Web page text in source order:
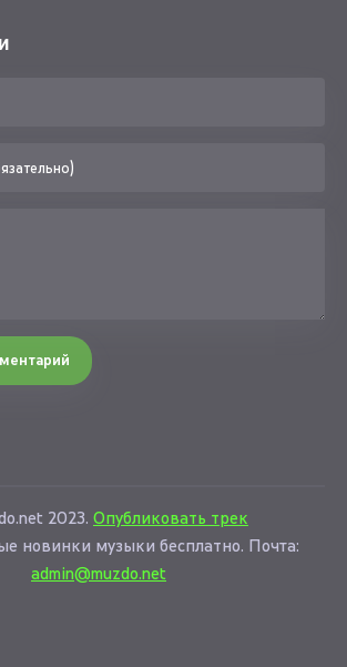
2023. Опубликовать трек
новинки музыки бесплатно. Почта:
admin@muzdo.net